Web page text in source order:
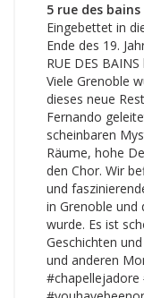
5 rue des
Eingebettet in
Ende des 19.
RUE DES
Viele Grenoble
dieses neue
Fernando
scheinbaren
Räume, hohe
den Chor. Wir
und
in Grenoble und
wurde. Es ist
Geschichten
und anderen